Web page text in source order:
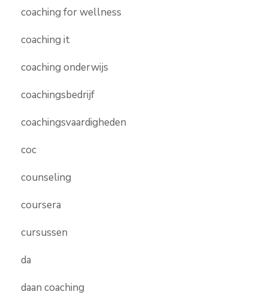
coaching for wellness
coaching it
coaching onderwijs
coachingsbedrijf
coachingsvaardigheden
coc
counseling
coursera
cursussen
da
daan coaching